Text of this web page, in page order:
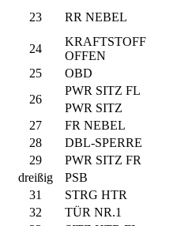
23
RR NEBEL
24
KRAFTSTOFF
OFFEN
25
OBD
26
PWR SITZ FL
PWR SITZ
27
FR NEBEL
28
DBL-SPERRE
29
PWR SITZ FR
dreißig
PSB
31
STRG HTR
32
TÜR NR.1